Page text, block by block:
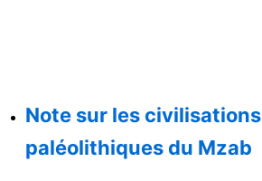
Note sur les civilisations
paléolithiques du Mzab